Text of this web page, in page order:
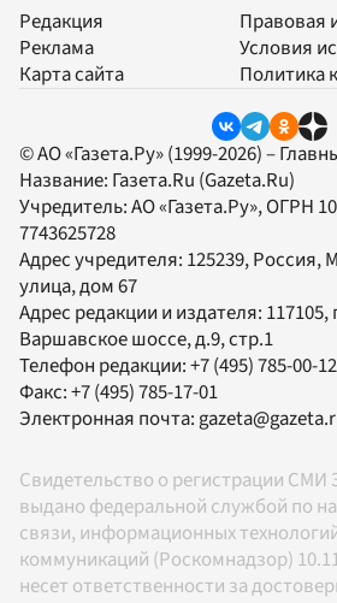
Редакция
Реклама
Карта сайта
Правовая
Условия
Политика
© АО «Газета.Ру» (1999-2026) –
Название: Газета.Ru (Gazeta.Ru)
Учредитель:АО «Газета.Ру», ОГРН
7743625728
Адрес учредителя: 125239, Россия,
улица, дом 67
Адрес редакции и издателя: 117105,
Варшавское шоссе, д.9, стр.1
Телефон редакции:+7 (495) 785-00-12
Факс:+7 (495) 785-17-01
Электронная почта:
Свидетельство о регистрации
выдано федеральной службой по
связи, информационных
коммуникаций (Роскомнадзор)
несет ответственности за